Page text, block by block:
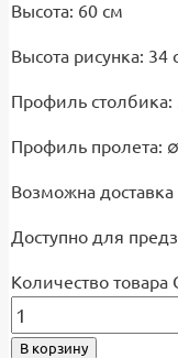
Высота: 60 см
Высота рисунка: 34
Профиль
Профиль пролета:
Возможна
Доступно для
Количество
В корзину